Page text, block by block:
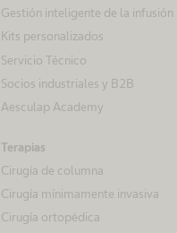
Gestión inteligente de la infusión
Kits personalizados
Servicio Técnico
Socios industriales y B2B
Aesculap Academy
Terapias
Cirugía de columna
Cirugía mínimamente invasiva
Cirugía ortopédica